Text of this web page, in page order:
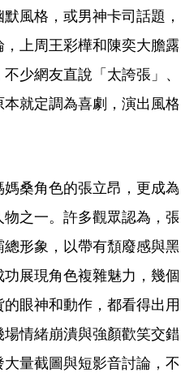
風格，或男神卡司話題，
上周王彩樺和陳奕大膽露
少網友直說「太誇張」、
本就定調為喜劇，演出風格
桑角色的張立昂，更成為
之一。許多觀眾認為，張
形象，以帶有頹廢感與黑
展現角色複雜魅力，幾個
眼神和動作，都看得出用
情緒崩潰與強顏歡笑交錯
量截圖與短影音討論，不